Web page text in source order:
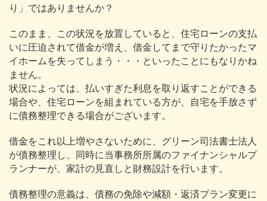
り」ではありませんか？
このまま、この状況を放置していると、住宅ローンの支払
いに圧迫されて借金が増え、借金してまで守りたかったマ
イホームを失ってしまう・・・といったことにもなりかね
ません。
状況によっては、払いすぎた利息を取り返すことができる
場合や、住宅ローンを組まれている方が、自宅を手放さず
に債務整理できる場合がございます。
借金をこれ以上増やさないために、グリーン司法書士法人
が債務整理し、同時に当事務所所属のファイナンシャルプ
ランナーが、家計の見直しと財務設計を行います。
債務整理の意義は、債務の免除や減額・返済プラン変更に